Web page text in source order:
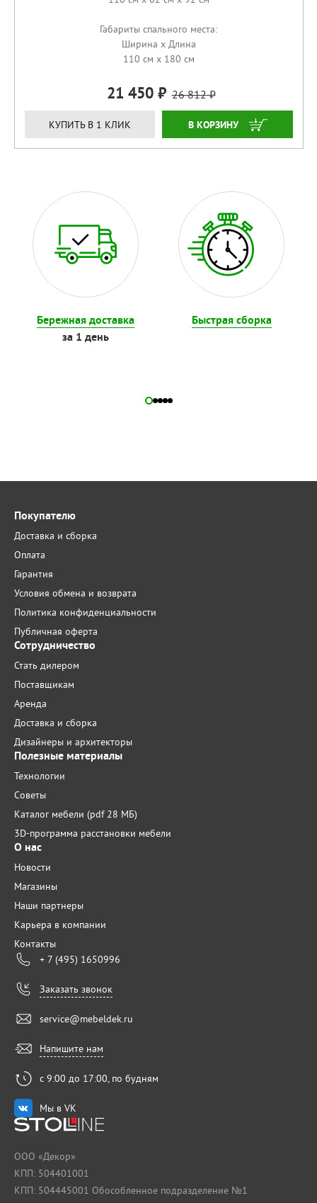
Габариты спального места:
Ширина x Длина
110 см x 180 см
21 450 26 812
КУПИТЬ В 1 КЛИК КУПИТЬ
Бережная доставка
за 1 день
Быстрая сборка
Покупателю
Доставка и сборка
Оплата
Гарантия
Условия обмена и возврата
Политика конфиденциальности
Публичная оферта
Сотрудничество
Стать дилером
Поставщикам
Аренда
Доставка и сборка
Дизайнеры и архитекторы
Полезные материалы
Технологии
Советы
Каталог мебели (pdf 28 МБ)
3D-программа расстановки мебели
О нас
Новости
Магазины
Наши партнеры
Карьера в компании
Контакты
+ 7 (495) 1650996
Заказать звонок
service@mebeldek.ru
Напишите нам
с 9:00 до 17:00, по будням
Мы в VK
ООО «Декор»
КПП: 504401001
КПП: 504445001 Обособленное подразделение №1